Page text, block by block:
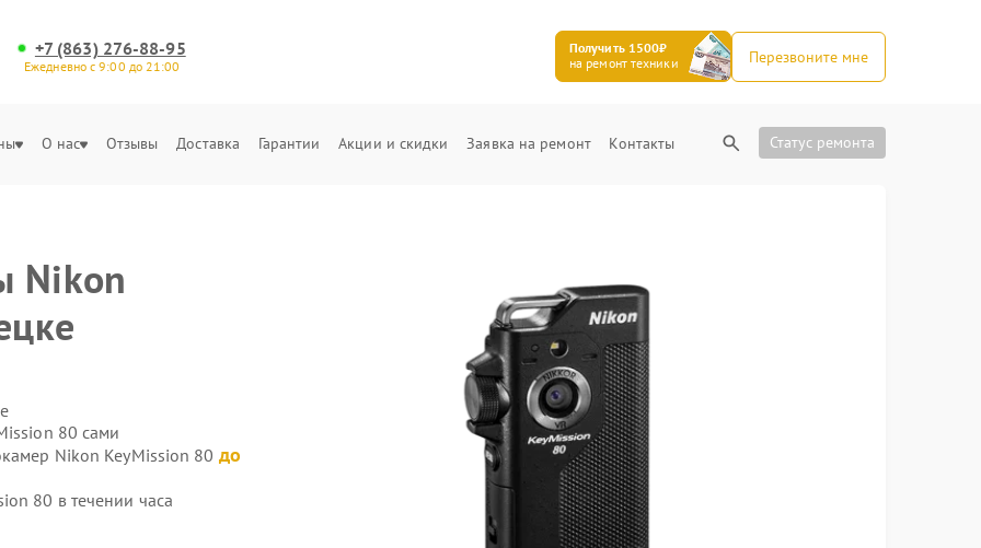
+7 (863) 276-88-95
Ежедневно с 9:00 до 21:00
Получить 1500₽
на ремонт техники
Перезвоните мне
О нас Отзывы Доставка Гарантии Акции и скидки Заявка на ремонт Контакты Статус ремонта
Nikon
80 сами
Nikon KeyMission 80 до
80 в течении часа